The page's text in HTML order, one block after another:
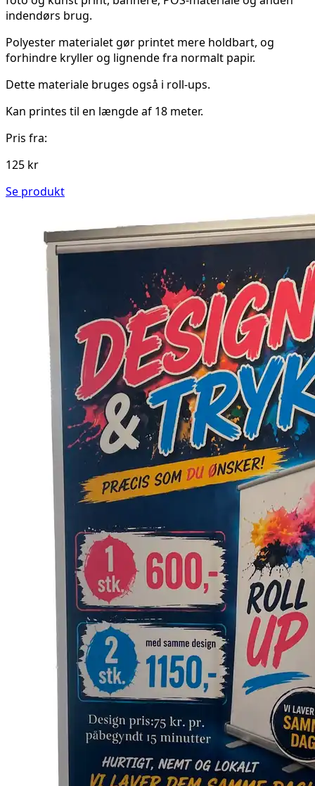
indendørs brug.
Polyester materialet gør printet mere holdbart, og
forhindre kryller og lignende fra normalt papir.
Dette materiale bruges også i roll-ups.
Kan printes til en længde af 18 meter.
Pris fra:
125 kr
Se produkt